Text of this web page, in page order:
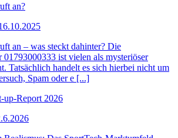
an?
an – was steckt dahinter? Die
01793000333 ist vielen als mysteriöser
Tatsächlich handelt es sich hierbei nicht um
Spam oder e [...]
up-Report 2026